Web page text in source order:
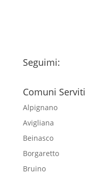
Seguimi:
Comuni Serviti
Alpignano
Avigliana
Beinasco
Borgaretto
Bruino